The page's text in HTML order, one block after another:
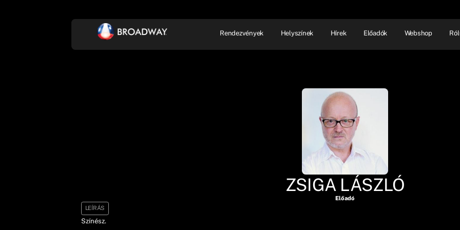
Rendezvények Helyszínek Hírek Előadók Webshop
ZSIGA LÁSZLÓ
Előadó
LEÍRÁS
Színész.